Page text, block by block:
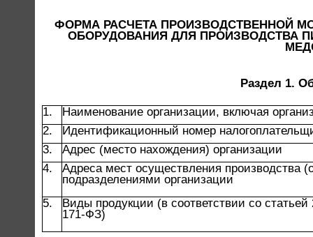
ФОРМА РАСЧЕТА ПРОИЗВОДСТВЕННОЙ
ОБОРУДОВАНИЯ ДЛЯ ПРОИЗВОДСТВА
Раздел 1.
1.
Наименование организации, включая
2.
Идентификационный номер
3.
Адрес (место нахождения) организации
4.
Адреса мест осуществления производства
подразделениями организации
5.
Виды продукции (в соответствии со статьей
171-ФЗ)